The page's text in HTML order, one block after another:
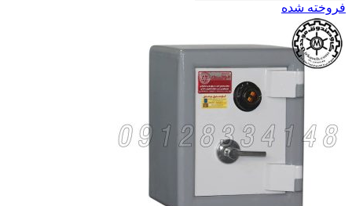
فروخته شده